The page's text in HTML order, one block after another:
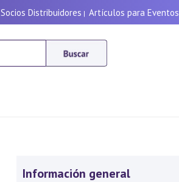
Socios Distribuidores | Artículos para Eventos
Información general